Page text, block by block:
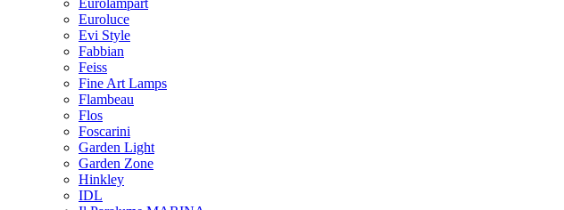
Eurolampart
Euroluce
Evi Style
Fabbian
Feiss
Fine Art Lamps
Flambeau
Flos
Foscarini
Garden Light
Garden Zone
Hinkley
IDL